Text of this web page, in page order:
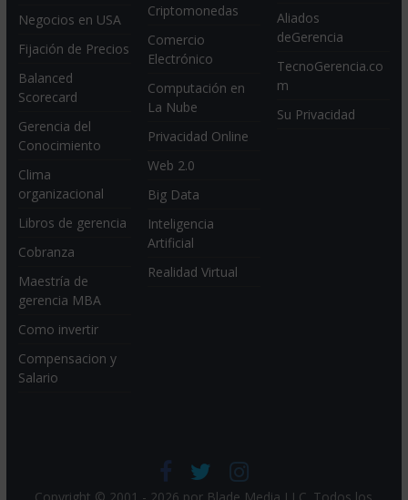
Negocios en USA
Fijación de Precios
Balanced
Scorecard
Gerencia del
Conocimiento
Clima
organizacional
Libros de gerencia
Cobranza
Maestría de
gerencia MBA
Como invertir
Compensacion y
Salario
Criptomonedas
Comercio
Electrónico
Computación en
La Nube
Privacidad Online
Web 2.0
Big Data
Inteligencia
Artificial
Realidad Virtual
Aliados
deGerencia
TecnoGerencia.co
m
Su Privacidad